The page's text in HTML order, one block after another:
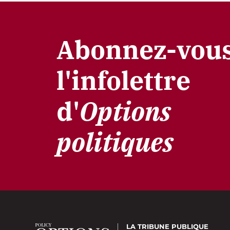
Abonnez-
l'infolettre
d'Options
politiques
LA TRIBUNE PUBLIQUE